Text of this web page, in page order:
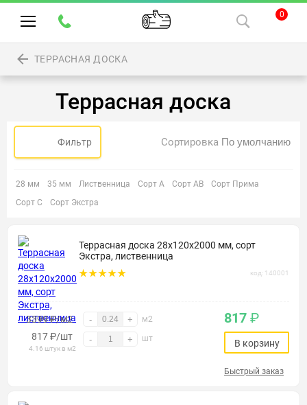
0
ТЕРРАСНАЯ ДОСКА
Террасная доска
Фильтр Сортировка
28 мм 35 мм Лиственница Сорт А Сорт АВ
Сорт Прима
Сорт С
Сорт Экстра
Террасная доска 28х120х2000 мм, сорт
Экстра, лиственница
код: 140001
3399 ₽/м2 - + м2
817₽/шт
4.16 штук в м2
- + шт
817 ₽
В корзину
Быстрый заказ